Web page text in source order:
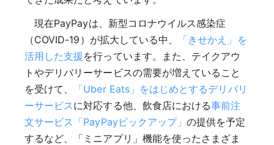
現在PayPayは、新型コロナウイルス感染症
（COVID-19）が拡大している中、
「きせかえ」を
活用した支援を行っています。また、テイクアウ
トやデリバリーサービスの需要が増えていること
を受けて、
「Uber Eats」をはじめとするデリバリ
ーサービスに対応する他、飲食店における事前注
文サービス「PayPayピックアップ」の提供を予定
するなど、「ミニアプリ」機能を使ったさまざま